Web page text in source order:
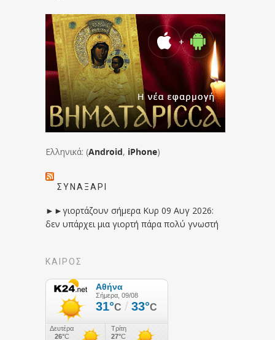
Ελληνικά: (Android, iPhone)
ΣΥΝΑΞΆΡΙ
►►γιορτάζουν σήμερα Κυρ 09 Αυγ 2026:
δεν υπάρχει μια γιορτή πάρα πολύ γνωστή
ΚΑΙΡΟΣ